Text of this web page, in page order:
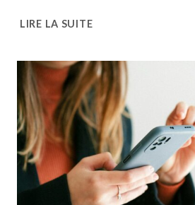
LIRE LA SUITE6
FAIRE
AU
LIEU
DE
DÉPENSER
DE
L’ARGENT